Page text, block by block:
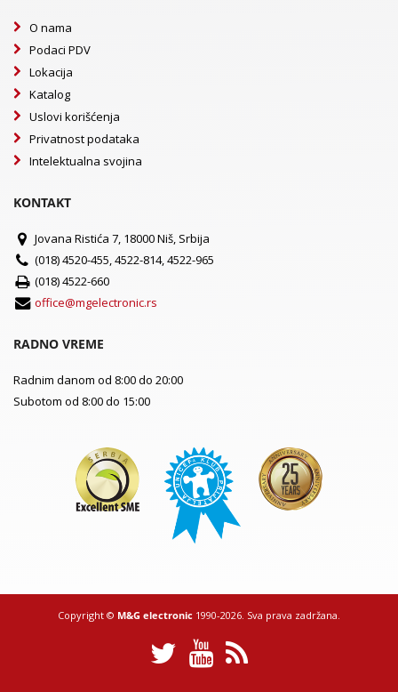
O nama
Podaci PDV
Lokacija
Katalog
Uslovi korišćenja
Privatnost podataka
Intelektualna svojina
KONTAKT
Jovana Ristića 7, 18000 Niš, Srbija
(018) 4520-455, 4522-814, 4522-965
(018) 4522-660
office@mgelectronic.rs
RADNO VREME
Radnim danom od 8:00 do 20:00
Subotom od 8:00 do 15:00
Copyright © M&G electronic 1990-2026. Sva prava zadržana.